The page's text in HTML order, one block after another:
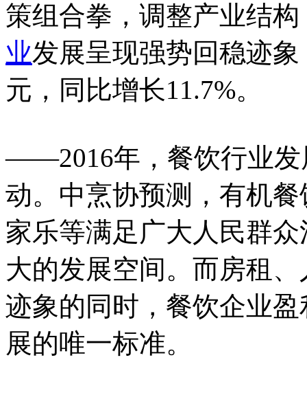
策组合拳，调整产业结
业发展呈现强势回稳迹
元，同比增长11.7%。
——2016年，餐饮行业发
动。中烹协预测，有机
家乐等满足广大人民群
大的发展空间。而房租、
迹象的同时，餐饮企业
展的唯一标准。